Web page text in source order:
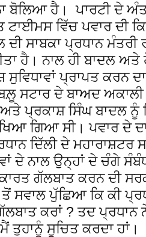
ਬੋਲਿਆ ਹੈ। ਪਾਰਟੀ ਦੇ
ਟਾਈਮਸ ਵਿੱਚ ਪਵਾਰ ਦੀ
ਦੀ ਸਾਬਕਾ ਪ੍ਰਧਾਨ ਮੰਤਰੀ
ਹੈ। ਨਾਲ ਹੀ ਬਾਦਲ ਅਤੇ
ਸੁਵਿਧਾਵਾਂ ਪ੍ਰਾਪਤ ਕਰਨ
ਸਟਾਰ ਦੇ ਬਾਅਦ ਅਕਾਲੀ
ਪ੍ਰਕਾਸ਼ ਸਿੰਘ ਬਾਦਲ ਨੂੰ
ਗਿਆ ਸੀ। ਪਵਾਰ ਦੇ
ਦਿੱਲੀ ਦੇ
ਦੇ ਨਾਲ ਉਨ੍ਹਾਂ ਦੇ ਚੰਗੇ
ਗੱਲਬਾਤ ਕਰਨ ਦੀ
ਸਵਾਲ ਪੁੱਛਿਆ ਕਿ ਕੀ
ਕਰਾਂ ? ਤਦ ਪ੍ਰਧਾਨ
ਤੁਹਾਨੂੰ ਸੂਚਿਤ ਕਰਦਾ ਹਾਂ।